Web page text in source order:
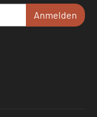
Anmelden